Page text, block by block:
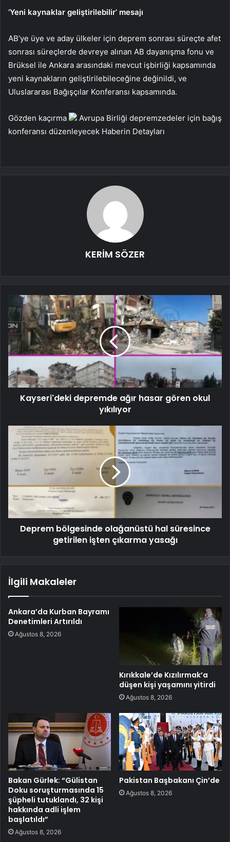
‘Yeni kaynaklar geliştirilebilir’ mesajı
AB’ye üye ve aday ülkeler için deprem sonrası süreçte afet
sonrası süreçlerde devreye alınan AB dayanışma fonu ve
Brüksel ile Ankara arasındaki mevcut işbirliği kapsamında
yeni kaynakların geliştirilebileceğine değinildi, ve
Uluslararası Bağışçılar Konferansı kapsamında.
Gözden kaçırma
Avrupa Birliği depremzedeler için bağış
konferansı düzenleyecek Haberin Detayları
KERİM SÖZER
Kayseri'deki depremde ağır hasar gören okul
yıkılıyor
Deprem bölgesinde olağanüstü hal süresince
getirilen işten çıkarma yasağı
İlgili Makaleler
Ankara’da Kurban Bayramı
Denetimleri Artırıldı
Ağustos 8, 2026
Kırıkkale’de Kızılırmak’a
düşen kişi yaşamını yitirdi
Ağustos 8, 2026
Bakan Gürlek: “Gülistan
Doku soruşturmasında 15
şüpheli tutuklandı, 32 kişi
hakkında adli işlem
başlatıldı”
Ağustos 8, 2026
Pakistan Başbakanı Çin’de
Ağustos 8, 2026